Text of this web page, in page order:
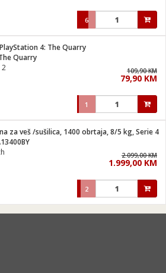
6
4: The Quarry
Quarry
2
109,90 KM
79,90 KM
1
za veš /sušilica, 1400 obrtaja, 8/5 kg, Serie 4
2.099,00 KM
1.999,00 KM
2